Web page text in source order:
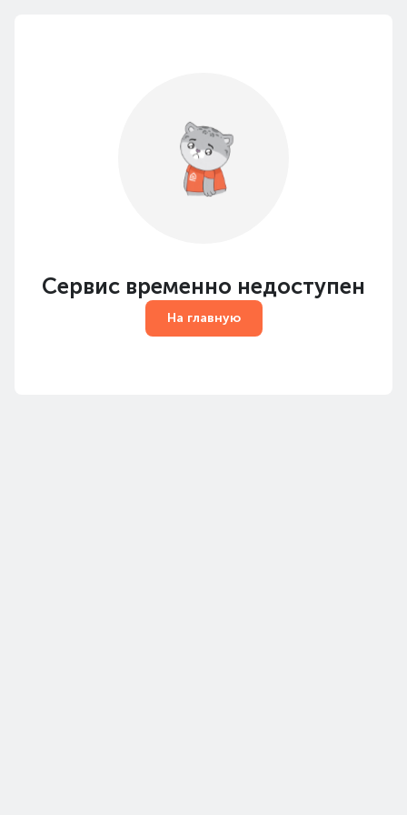
Сервис временно недоступен
На главную